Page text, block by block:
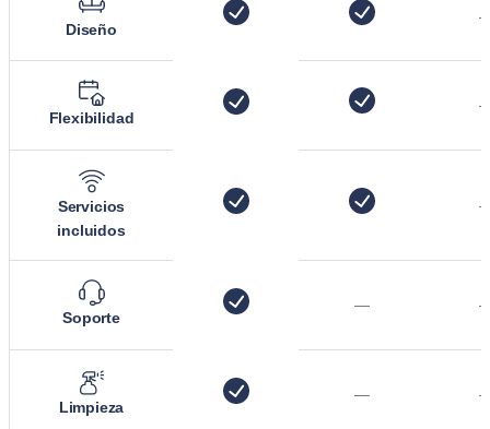
Diseño
Flexibilidad
Servicios
incluidos
Soporte
—
Limpieza
—